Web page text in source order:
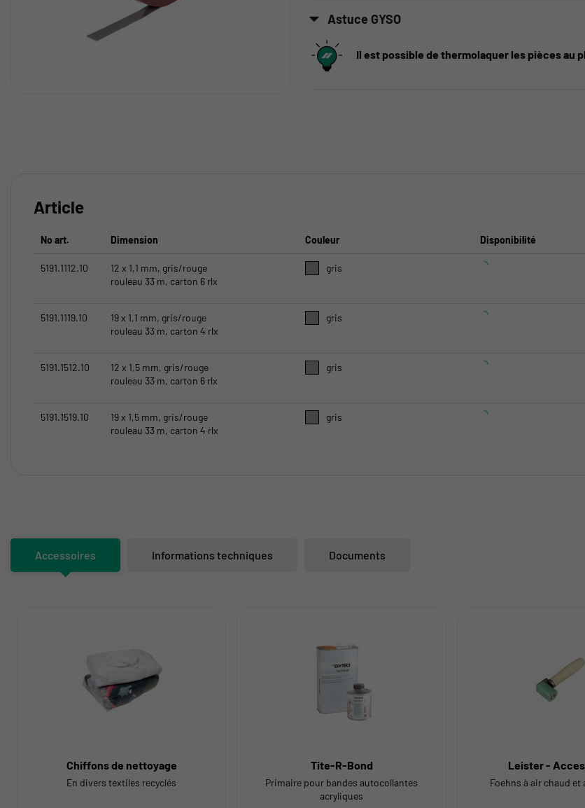
Astuce GYSO
Il est possible de thermolaquer les pièces au
Article
No art. Dimension Couleur Disponibilité
5191.1112.10
12 x 1,1 mm, gris/rouge
rouleau 33 m, carton 6 rlx
gris
5191.1119.10
19 x 1,1 mm, gris/rouge
rouleau 33 m, carton 4 rlx
gris
5191.1512.10
12 x 1,5 mm, gris/rouge
rouleau 33 m, carton 6 rlx
gris
5191.1519.10
19 x 1,5 mm, gris/rouge
rouleau 33 m, carton 4 rlx
gris
Accessoires Informations techniques Documents
Chiffons de nettoyage
En divers textiles recyclés
Tite-R-Bond
Primaire pour bandes autocollantes
acryliques
Leister -
Foehns à air chaud et